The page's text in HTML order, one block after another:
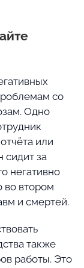
со
Одно
или
сидит за
негативно
во втором
и смертей.
также
работы. Это